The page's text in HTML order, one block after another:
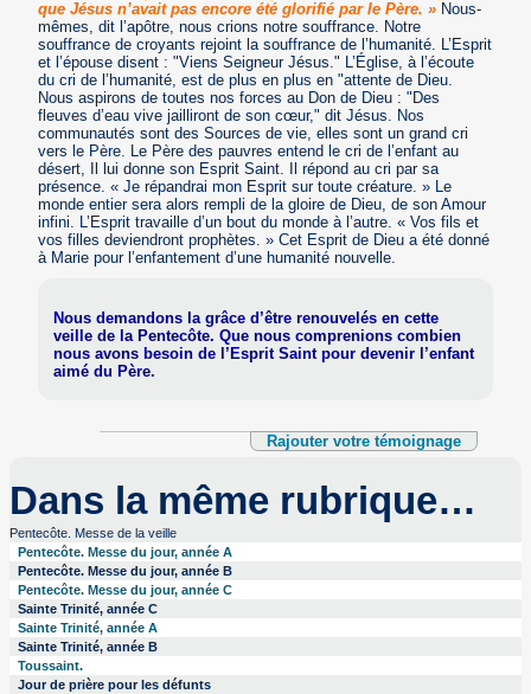
que Jésus n’avait pas encore été glorifié par le Père. » Nous-
mêmes, dit l’apôtre, nous crions notre souffrance. Notre
souffrance de croyants rejoint la souffrance de l’humanité. L’Esprit
et l’épouse disent : "Viens Seigneur Jésus." L’Église, à l’écoute
du cri de l’humanité, est de plus en plus en "attente de Dieu.
Nous aspirons de toutes nos forces au Don de Dieu : "Des
fleuves d’eau vive jailliront de son cœur," dit Jésus. Nos
communautés sont des Sources de vie, elles sont un grand cri
vers le Père. Le Père des pauvres entend le cri de l’enfant au
désert, Il lui donne son Esprit Saint. Il répond au cri par sa
présence. « Je répandrai mon Esprit sur toute créature. » Le
monde entier sera alors rempli de la gloire de Dieu, de son Amour
infini. L’Esprit travaille d’un bout du monde à l’autre. « Vos fils et
vos filles deviendront prophètes. » Cet Esprit de Dieu a été donné
à Marie pour l’enfantement d’une humanité nouvelle.
Nous demandons la grâce d’être renouvelés en cette
veille de la Pentecôte. Que nous comprenions combien
nous avons besoin de l’Esprit Saint pour devenir l’enfant
aimé du Père.
Rajouter votre témoignage
Dans la même rubrique…
Pentecôte. Messe de la veille
Pentecôte. Messe du jour, année A
Pentecôte. Messe du jour, année B
Pentecôte. Messe du jour, année C
Sainte Trinité, année C
Sainte Trinité, année A
Sainte Trinité, année B
Toussaint.
Jour de prière pour les défunts